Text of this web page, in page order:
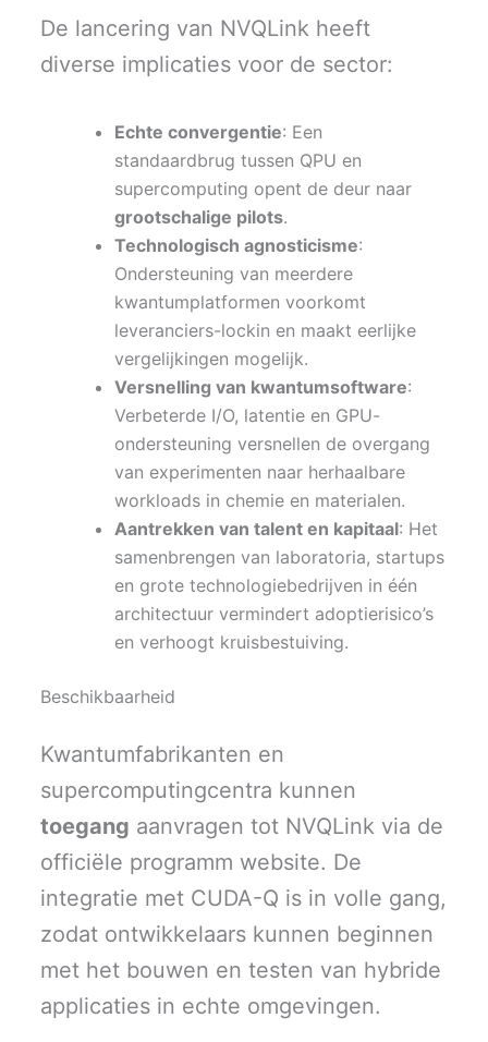
De lancering van NVQLink heeft
diverse implicaties voor de sector:
Echte convergentie: Een
standaardbrug tussen QPU en
supercomputing opent de deur naar
grootschalige pilots.
Technologisch agnosticisme:
Ondersteuning van meerdere
kwantumplatformen voorkomt
leveranciers-lockin en maakt eerlijke
vergelijkingen mogelijk.
Versnelling van kwantumsoftware:
Verbeterde I/O, latentie en GPU-
ondersteuning versnellen de overgang
van experimenten naar herhaalbare
workloads in chemie en materialen.
Aantrekken van talent en kapitaal: Het
samenbrengen van laboratoria, startups
en grote technologiebedrijven in één
architectuur vermindert adoptierisico’s
en verhoogt kruisbestuiving.
Beschikbaarheid
Kwantumfabrikanten en
supercomputingcentra kunnen
toegang aanvragen tot NVQLink via de
officiële programm website. De
integratie met CUDA-Q is in volle gang,
zodat ontwikkelaars kunnen beginnen
met het bouwen en testen van hybride
applicaties in echte omgevingen.